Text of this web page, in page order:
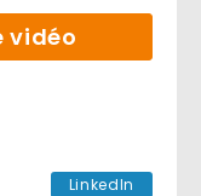
vidéo
LinkedIn